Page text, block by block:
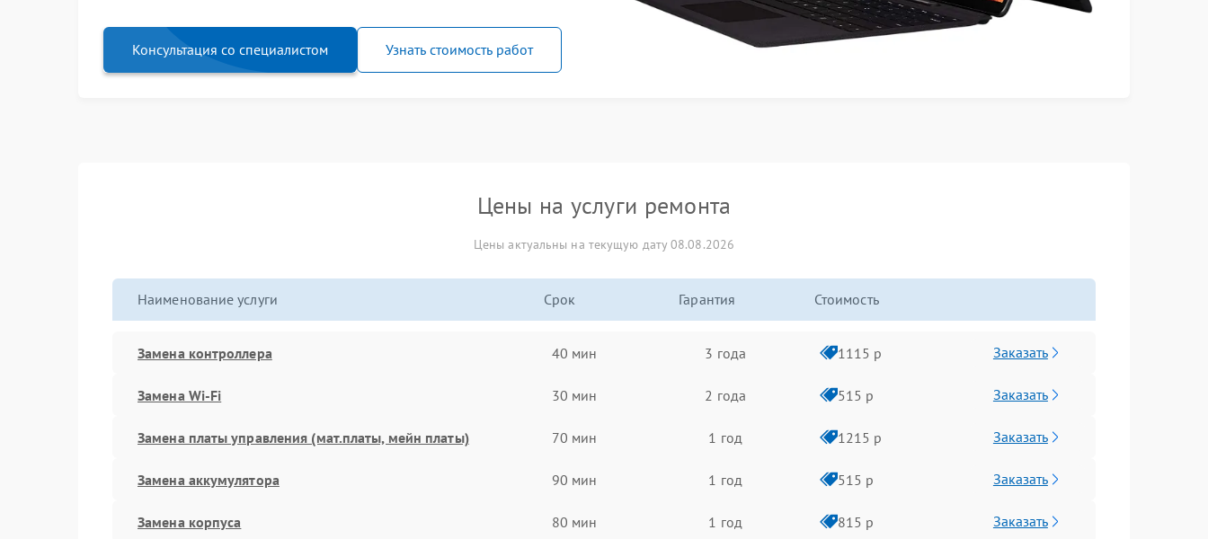
Консультация со специалистом Узнать стоимость работ
Цены на услуги ремонта
Цены актуальны на текущую дату 08.08.2026
Наименование услуги Срок Гарантия Стоимость
Замена контроллера 40 мин 3 года 1115 р Заказать
Замена Wi-Fi 30 мин 2 года 515 р Заказать
Замена платы управления (мат.платы, мейн платы) 70 мин 1 год 1215 р Заказать
Замена аккумулятора 90 мин 1 год 515 р Заказать
Замена корпуса 80 мин 1 год 815 р Заказать